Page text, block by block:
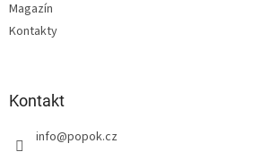
Magazín
Kontakty
Kontakt
info@popok.cz